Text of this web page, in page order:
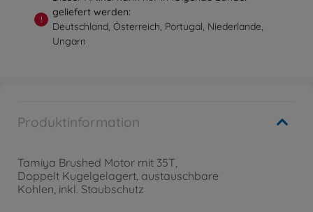
!
geliefert werden:
Deutschland, Österreich, Portugal, Niederlande,
Ungarn
Produktinformation
Tamiya Brushed Motor mit 35T,
Doppelt Kugelgelagert, austauschbare
Kohlen, inkl. Staubschutz